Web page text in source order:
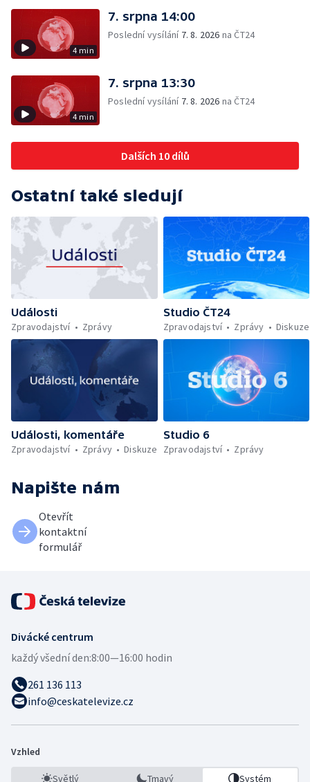
4 min
7. srpna 14:00
Poslední vysílání 7. 8. 2026 na ČT24
4 min
7. srpna 13:30
Poslední vysílání 7. 8. 2026 na ČT24
Dalších 10 dílů
Ostatní také sledují
Události
Zpravodajství
Zprávy
Studio ČT24
Zpravodajství
Zprávy Diskuze
Události, komentáře
Zpravodajství
Zprávy Diskuze
Studio 6
Zpravodajství
Zprávy
Napište nám
Otevřít
kontaktní
formulář
Divácké centrum
každý všední den:8:00—16:00 hodin
261 136 113
info@ceskatelevize.cz
Vzhled
Světlý Tmavý Systém